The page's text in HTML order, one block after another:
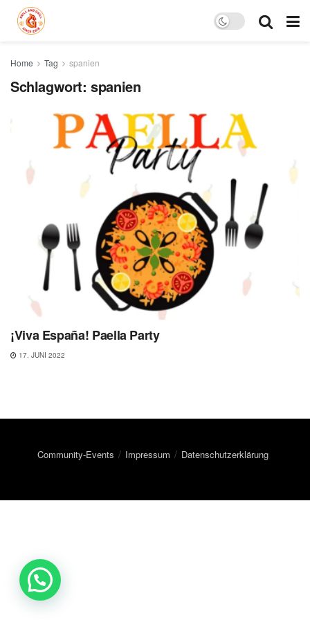
Home Tag spanien
Schlagwort:spanien
¡Viva España! Paella Party
17. JUNI 2022
Community-Events Impressum Datenschutzerklärung